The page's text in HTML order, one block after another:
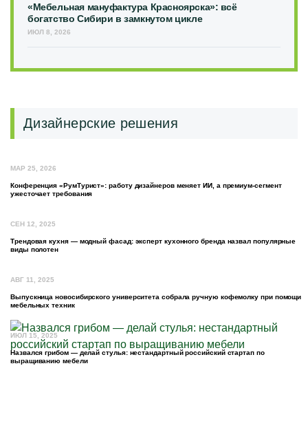
«Мебельная мануфактура Красноярска»: всё
богатство Сибири в замкнутом цикле
ИЮЛ 8, 2026
Дизайнерские решения
МАР 25, 2026
Конференция «РумТурист»: работу дизайнеров меняет ИИ, а премиум-сегмент
ужесточает требования
СЕН 12, 2025
Трендовая кухня — модный фасад: эксперт кухонного бренда назвал популярные
виды полотен
АВГ 11, 2025
Выпускница новосибирского университета собрала ручную кофемолку при помощи
мебельных техник
ИЮЛ 15, 2025
Назвался грибом — делай стулья: нестандартный российский стартап по
выращиванию мебели